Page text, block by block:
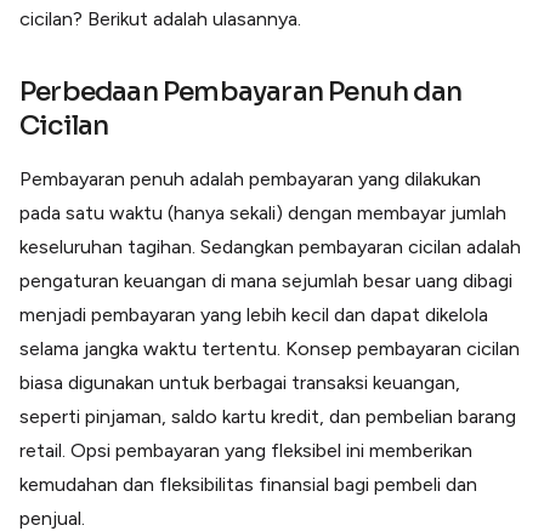
Open API
Pencatatan Laporan Keuangan Gratis
Integrasi Accurate
cicilan? Berikut adalah ulasannya.
Perbedaan Pembayaran Penuh dan
Cicilan
Pembayaran penuh adalah pembayaran yang dilakukan
pada satu waktu (hanya sekali) dengan membayar jumlah
keseluruhan tagihan. Sedangkan pembayaran cicilan adalah
pengaturan keuangan di mana sejumlah besar uang dibagi
menjadi pembayaran yang lebih kecil dan dapat dikelola
selama jangka waktu tertentu. Konsep pembayaran cicilan
biasa digunakan untuk berbagai transaksi keuangan,
seperti pinjaman, saldo kartu kredit, dan pembelian barang
retail. Opsi pembayaran yang fleksibel ini memberikan
kemudahan dan fleksibilitas finansial bagi pembeli dan
penjual.